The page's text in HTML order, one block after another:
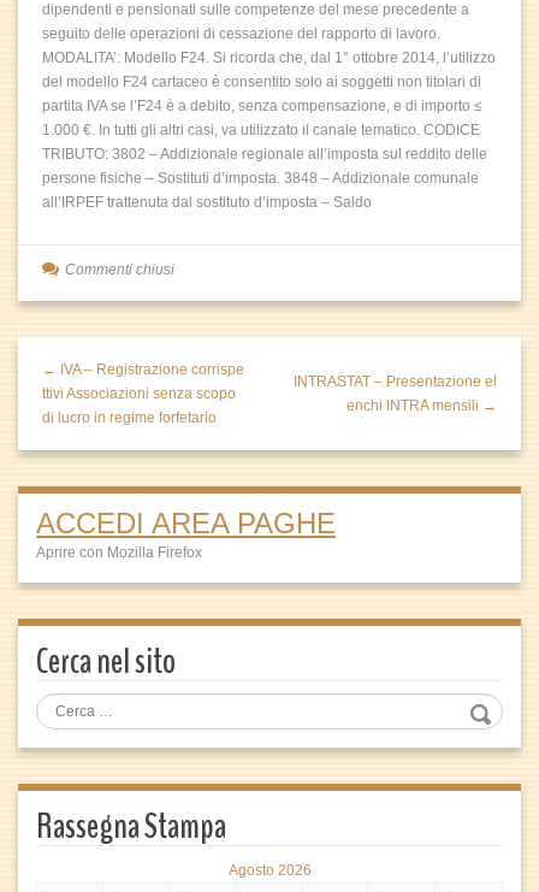
dipendenti e pensionati sulle competenze del mese precedente a
seguito delle operazioni di cessazione del rapporto di lavoro.
MODALITA’: Modello F24. Si ricorda che, dal 1° ottobre 2014, l’utilizzo
del modello F24 cartaceo è consentito solo ai soggetti non titolari di
partita IVA se l’F24 è a debito, senza compensazione, e di importo ≤
1.000 €. In tutti gli altri casi, va utilizzato il canale tematico. CODICE
TRIBUTO: 3802 – Addizionale regionale all’imposta sul reddito delle
persone fisiche – Sostituti d’imposta. 3848 – Addizionale comunale
all’IRPEF trattenuta dal sostituto d’imposta – Saldo
Commenti chiusi
← IVA – Registrazione corrispe
ttivi Associazioni senza scopo
di lucro in regime forfetario
INTRASTAT – Presentazione el
enchi INTRA mensili →
ACCEDI AREA PAGHE
Aprire con Mozilla Firefox
Cerca nel sito
Rassegna Stampa
Agosto 2026